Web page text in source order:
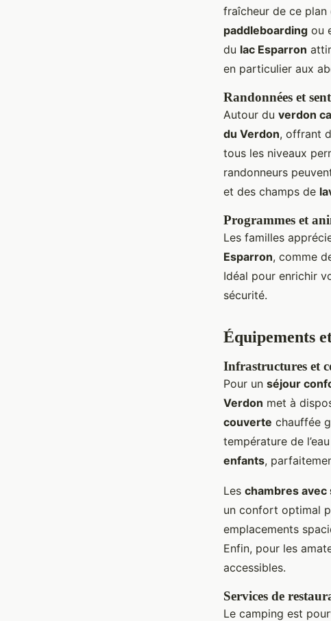
fraîcheur de ce plan
paddleboarding ou
du lac Esparron
en particulier aux
Randonnées et
Autour du verdon
du Verdon, offrant
tous les niveaux
randonneurs
et des champs de
Programmes et
Les familles
Esparron, comme
Idéal pour enrichir
sécurité.
Équipements
Infrastructures et
Pour un séjour
Verdon met à
couverte chauffée
température de
enfants,
Les chambres avec
un confort optimal
emplacements
Enfin, pour les
accessibles.
Services de
Le camping est